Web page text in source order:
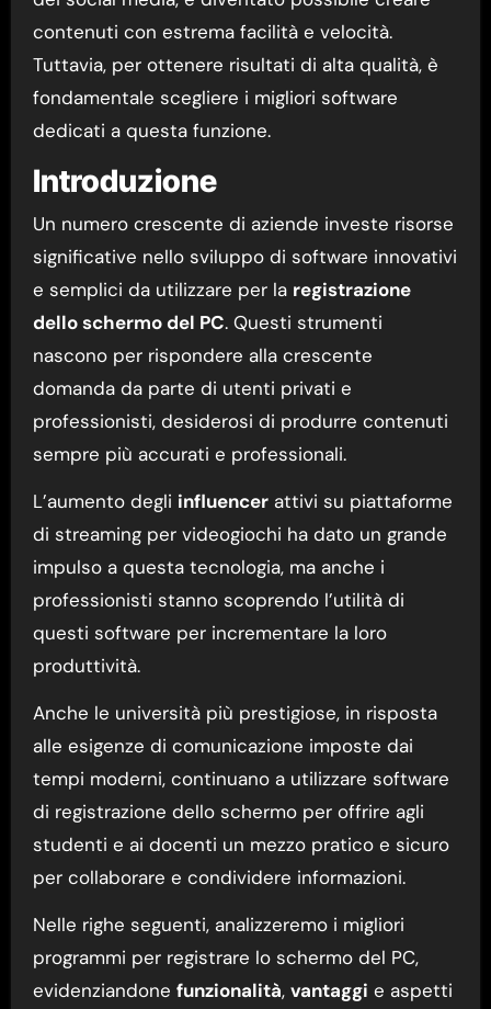
contenuti con estrema facilità e velocità.
Tuttavia, per ottenere risultati di alta qualità, è
fondamentale scegliere i migliori software
dedicati a questa funzione.
Introduzione
Un numero crescente di aziende investe risorse
significative nello sviluppo di software innovativi
e semplici da utilizzare per la registrazione
dello schermo del PC. Questi strumenti
nascono per rispondere alla crescente
domanda da parte di utenti privati e
professionisti, desiderosi di produrre contenuti
sempre più accurati e professionali.
L’aumento degli influencerattivi su piattaforme
di streaming per videogiochi ha dato un grande
impulso a questa tecnologia, ma anche i
professionisti stanno scoprendo l’utilità di
questi software per incrementare la loro
produttività.
Anche le università più prestigiose, in risposta
alle esigenze di comunicazione imposte dai
tempi moderni, continuano a utilizzare software
di registrazione dello schermo per offrire agli
studenti e ai docenti un mezzo pratico e sicuro
per collaborare e condividere informazioni.
Nelle righe seguenti, analizzeremo i migliori
programmi per registrare lo schermo del PC,
evidenziandone funzionalità, vantaggi e aspetti